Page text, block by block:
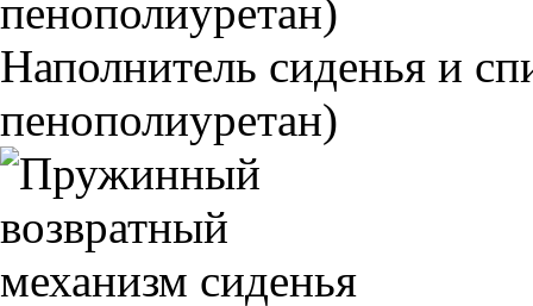
Наполнитель сиденья и
пенополиуретан)